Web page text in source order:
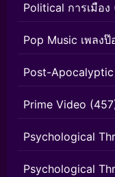
Political การเมือง
Pop Music เพลงป๊
Post-Apocalyptic
Prime Video
Psychological
Psychological